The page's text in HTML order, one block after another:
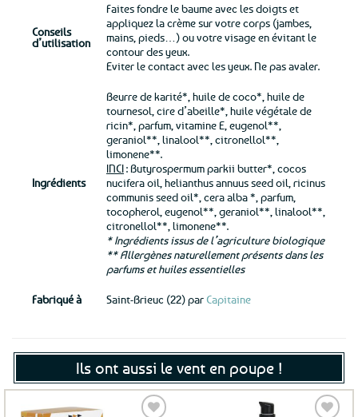
Conseils
d’utilisation
Faites fondre le baume avec les doigts et
appliquez la crème sur votre corps (jambes,
mains, pieds…) ou votre visage en évitant le
contour des yeux.
Eviter le contact avec les yeux. Ne pas avaler.
Ingrédients
Beurre de karité*, huile de coco*, huile de
tournesol, cire d’abeille*, huile végétale de
ricin*, parfum, vitamine E, eugenol**,
geraniol**, linalool**, citronellol**,
limonene**.
INCI: Butyrospermum parkii butter*, cocos
nucifera oil, helianthus annuus seed oil, ricinus
communis seed oil*, cera alba *, parfum,
tocopherol, eugenol**, geraniol**, linalool**,
citronellol**, limonene**.
* Ingrédients issus de l’agriculture biologique
** Allergènes naturellement présents dans les
parfums et huiles essentielles
Fabriqué à Saint-Brieuc (22) par Capitaine
Ils ont aussi le vent en poupe !